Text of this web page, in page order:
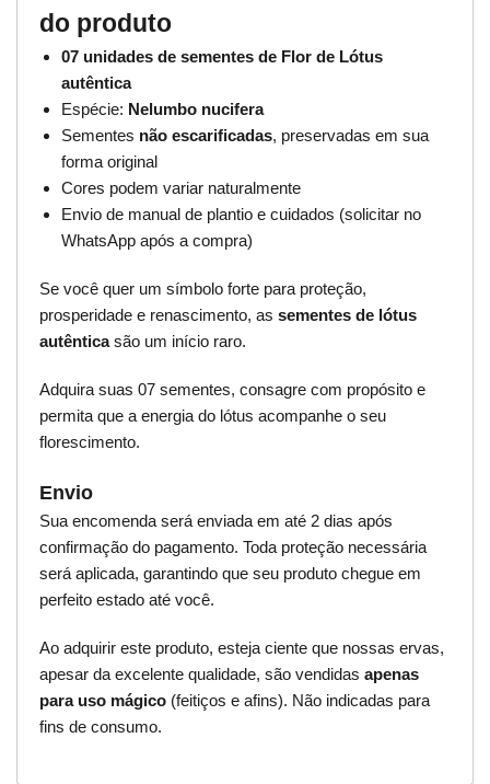
do produto
07 unidades de sementes de Flor de Lótus
autêntica
Espécie: Nelumbo nucifera
Sementes não escarificadas, preservadas em sua
forma original
Cores podem variar naturalmente
Envio de manual de plantio e cuidados (solicitar no
WhatsApp após a compra)
Se você quer um símbolo forte para proteção,
prosperidade e renascimento, as sementes de lótus
autênticasão um início raro.
Adquira suas 07 sementes, consagre com propósito e
permita que a energia do lótus acompanhe o seu
florescimento.
Envio
Sua encomenda será enviada em até 2 dias após
confirmação do pagamento. Toda proteção necessária
será aplicada, garantindo que seu produto chegue em
perfeito estado até você.
Ao adquirir este produto, esteja ciente que nossas ervas,
apesar da excelente qualidade, são vendidas apenas
para uso mágico (feitiços e afins). Não indicadas para
fins de consumo.